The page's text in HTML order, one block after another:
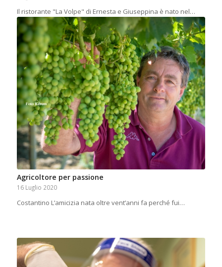
Il ristorante "La Volpe" di Ernesta e Giuseppina è nato nel…
Agricoltore per passione
16 Luglio 2020
Costantino L’amicizia nata oltre vent’anni fa perché fui…